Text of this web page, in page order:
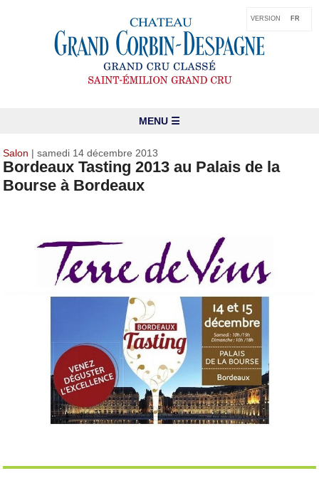
VERSION FR
MENU ☰
Salon | samedi 14 décembre 2013
Bordeaux Tasting 2013 au Palais de la
Bourse à Bordeaux